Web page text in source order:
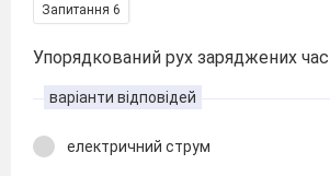
Запитання 6
Упорядкований рух заряджених
варіанти відповідей
електричний струм